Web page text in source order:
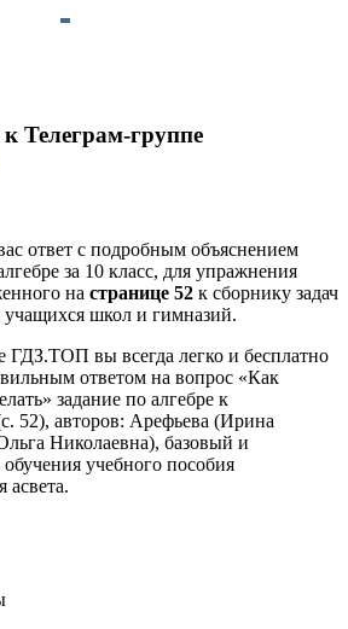
Телеграм-группе
ответ c подробным объяснением
за 10 класс, для упражнения
на странице 52 к сборнику задач
учащихся школ и гимназий.
ГДЗ.ТОП вы всегда легко и бесплатно
ответом на вопрос «Как
задание по алгебре к
52), авторов: Арефьева (Ирина
Николаевна), базовый и
учебного пособия
асвета.